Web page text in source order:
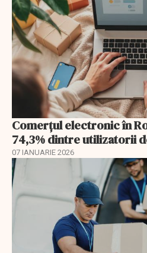
Comerțul electronic în
74,3% dintre utilizatorii
07 IANUARIE 2026